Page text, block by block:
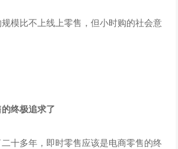
模比不上线上零售，但小时购的社会意
终极追求了
十多年，即时零售应该是电商零售的终